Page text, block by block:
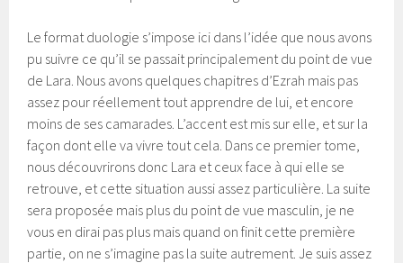
Le format duologie s’impose ici dans l’idée que nous avons
pu suivre ce qu’il se passait principalement du point de vue
de Lara. Nous avons quelques chapitres d’Ezrah mais pas
assez pour réellement tout apprendre de lui, et encore
moins de ses camarades. L’accent est mis sur elle, et sur la
façon dont elle va vivre tout cela. Dans ce premier tome,
nous découvrirons donc Lara et ceux face à qui elle se
retrouve, et cette situation aussi assez particulière. La suite
sera proposée mais plus du point de vue masculin, je ne
vous en dirai pas plus mais quand on finit cette première
partie, on ne s’imagine pas la suite autrement. Je suis assez